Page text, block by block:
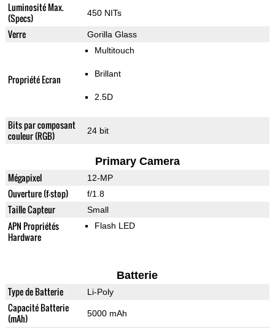
Luminosité Max.
(Specs)
450 NITs
Verre Gorilla Glass
Propriété Ecran
Multitouch
Brillant
2.5D
Bits par composant
couleur (RGB)
24 bit
Primary Camera
Mégapixel 12-MP
Ouverture (f-stop) f/1.8
Taille Capteur Small
APN Propriétés
Hardware
Flash LED
Batterie
Type de Batterie Li-Poly
Capacité Batterie
(mAh)
5000 mAh